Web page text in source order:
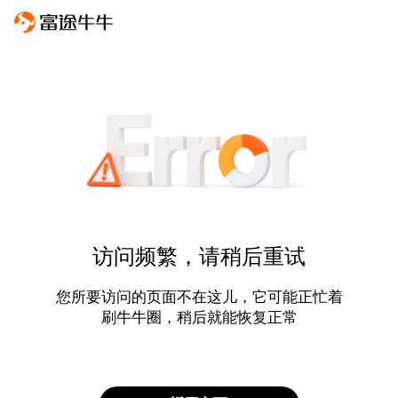
访问频繁，请稍后重试
您所要访问的页面不在这儿，它可能正忙着
刷牛牛圈，稍后就能恢复正常